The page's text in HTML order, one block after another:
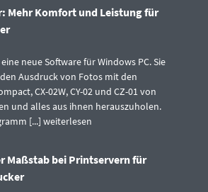
Mehr Komfort und Leistung für
neue Software für Windows PC. Sie
Ausdruck von Fotos mit den
CX-02W, CY-02 und CZ-01 von
und alles aus ihnen herauszuholen.
[...]weiterlesen
Maßstab bei Printservern für